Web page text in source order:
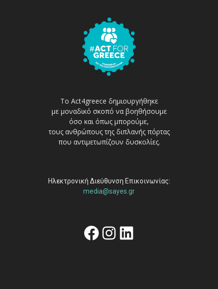
Το Act4greece δημιουργήθηκε
με μοναδικό σκοπό να βοηθήσουμε
όσο και όπως μπορούμε,
τους ανθρώπους της διπλανής πόρτας
που αντιμετωπίζουν δυσκολίες.
Ηλεκτρονική Διεύθυνση Επικοινωνίας:
media@sayes.gr
Facebook
Instagram
Linkedin